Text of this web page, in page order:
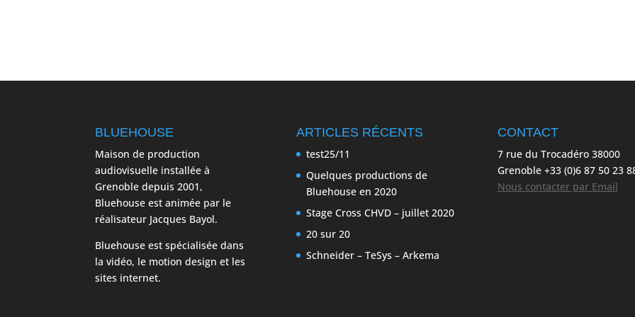
BLUEHOUSE
Maison de production
audiovisuelle installée à
Grenoble depuis 2001,
Bluehouse est animée par le
réalisateur Jacques Bayol.
Bluehouse est spécialisée dans
la vidéo, le motion design et les
sites internet.
ARTICLES RÉCENTS
test25/11
Quelques productions de
Bluehouse en 2020
Stage Cross CHVD – juillet 2020
20 sur 20
Schneider – TeSys – Arkema
CONTACT
7 rue du Trocadéro 38000
Grenoble +33 (0)6 87 50 23
Nous contacter par Email